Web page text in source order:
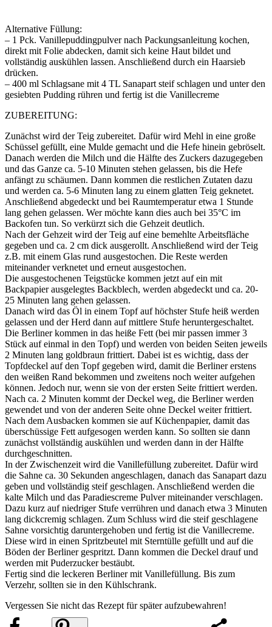
Alternative Füllung:
– 1 Pck. Vanillepuddingpulver nach Packungsanleitung kochen,
direkt mit Folie abdecken, damit sich keine Haut bildet und
vollständig auskühlen lassen. Anschließend durch ein Haarsieb
drücken.
– 400 ml Schlagsane mit 4 TL Sanapart steif schlagen und unter den
gesiebten Pudding rühren und fertig ist die Vanillecreme
ZUBEREITUNG:
Zunächst wird der Teig zubereitet. Dafür wird Mehl in eine große
Schüssel gefüllt, eine Mulde gemacht und die Hefe hinein gebröselt.
Danach werden die Milch und die Hälfte des Zuckers dazugegeben
und das Ganze ca. 5-10 Minuten stehen gelassen, bis die Hefe
anfängt zu schäumen. Dann kommen die restlichen Zutaten dazu
und werden ca. 5-6 Minuten lang zu einem glatten Teig geknetet.
Anschließend abgedeckt und bei Raumtemperatur etwa 1 Stunde
lang gehen gelassen. Wer möchte kann dies auch bei 35°C im
Backofen tun. So verkürzt sich die Gehzeit deutlich.
Nach der Gehzeit wird der Teig auf eine bemehlte Arbeitsfläche
gegeben und ca. 2 cm dick ausgerollt. Anschließend wird der Teig
z.B. mit einem Glas rund ausgestochen. Die Reste werden
miteinander verknetet und erneut ausgestochen.
Die ausgestochenen Teigstücke kommen jetzt auf ein mit
Backpapier ausgelegtes Backblech, werden abgedeckt und ca. 20-
25 Minuten lang gehen gelassen.
Danach wird das Öl in einem Topf auf höchster Stufe heiß werden
gelassen und der Herd dann auf mittlere Stufe heruntergeschaltet.
Die Berliner kommen in das heiße Fett (bei mir passen immer 3
Stück auf einmal in den Topf) und werden von beiden Seiten jeweils
2 Minuten lang goldbraun frittiert. Dabei ist es wichtig, dass der
Topfdeckel auf den Topf gegeben wird, damit die Berliner erstens
den weißen Rand bekommen und zweitens noch weiter aufgehen
können. Jedoch nur, wenn sie von der ersten Seite frittiert werden.
Nach ca. 2 Minuten kommt der Deckel weg, die Berliner werden
gewendet und von der anderen Seite ohne Deckel weiter frittiert.
Nach dem Ausbacken kommen sie auf Küchenpapier, damit das
überschüssige Fett aufgesogen werden kann. So sollten sie dann
zunächst vollständig auskühlen und werden dann in der Hälfte
durchgeschnitten.
In der Zwischenzeit wird die Vanillefüllung zubereitet. Dafür wird
die Sahne ca. 30 Sekunden angeschlagen, danach das Sanapart dazu
geben und vollständig steif geschlagen. Anschließend werden die
kalte Milch und das Paradiescreme Pulver miteinander verschlagen.
Dazu kurz auf niedriger Stufe verrühren und danach etwa 3 Minuten
lang dickcremig schlagen. Zum Schluss wird die steif geschlagene
Sahne vorsichtig daruntergehoben und fertig ist die Vanillecreme.
Diese wird in einen Spritzbeutel mit Sterntülle gefüllt und auf die
Böden der Berliner gespritzt. Dann kommen die Deckel drauf und
werden mit Puderzucker bestäubt.
Fertig sind die leckeren Berliner mit Vanillefüllung. Bis zum
Verzehr, sollten sie in den Kühlschrank.
Vergessen Sie nicht das Rezept für später aufzubewahren!